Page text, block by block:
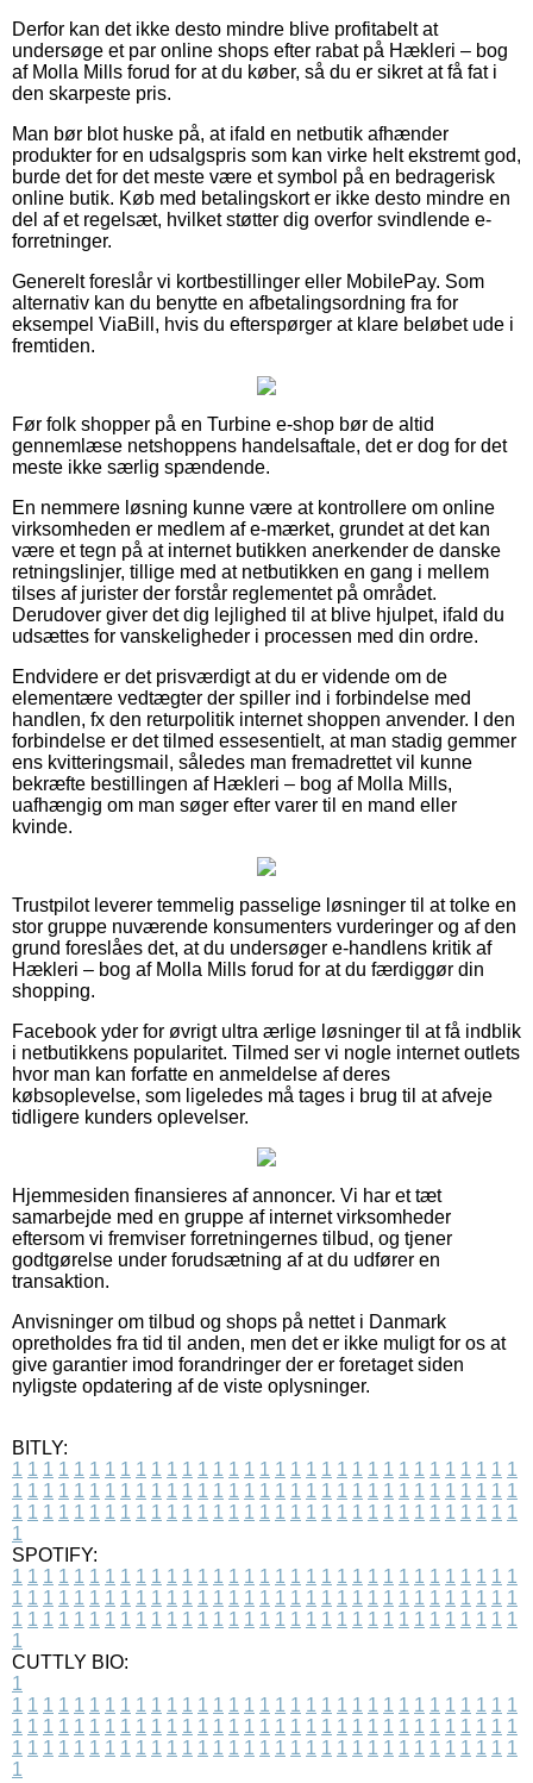
Derfor kan det ikke desto mindre blive profitabelt at
undersøge et par online shops efter rabat på Hækleri – bog
af Molla Mills forud for at du køber, så du er sikret at få fat i
den skarpeste pris.
Man bør blot huske på, at ifald en netbutik afhænder
produkter for en udsalgspris som kan virke helt ekstremt god,
burde det for det meste være et symbol på en bedragerisk
online butik. Køb med betalingskort er ikke desto mindre en
del af et regelsæt, hvilket støtter dig overfor svindlende e-
forretninger.
Generelt foreslår vi kortbestillinger eller MobilePay. Som
alternativ kan du benytte en afbetalingsordning fra for
eksempel ViaBill, hvis du efterspørger at klare beløbet ude i
fremtiden.
Før folk shopper på en Turbine e-shop bør de altid
gennemlæse netshoppens handelsaftale, det er dog for det
meste ikke særlig spændende.
En nemmere løsning kunne være at kontrollere om online
virksomheden er medlem af e-mærket, grundet at det kan
være et tegn på at internet butikken anerkender de danske
retningslinjer, tillige med at netbutikken en gang i mellem
tilses af jurister der forstår reglementet på området.
Derudover giver det dig lejlighed til at blive hjulpet, ifald du
udsættes for vanskeligheder i processen med din ordre.
Endvidere er det prisværdigt at du er vidende om de
elementære vedtægter der spiller ind i forbindelse med
handlen, fx den returpolitik internet shoppen anvender. I den
forbindelse er det tilmed essesentielt, at man stadig gemmer
ens kvitteringsmail, således man fremadrettet vil kunne
bekræfte bestillingen af Hækleri – bog af Molla Mills,
uafhængig om man søger efter varer til en mand eller
kvinde.
Trustpilot leverer temmelig passelige løsninger til at tolke en
stor gruppe nuværende konsumenters vurderinger og af den
grund foreslåes det, at du undersøger e-handlens kritik af
Hækleri – bog af Molla Mills forud for at du færdiggør din
shopping.
Facebook yder for øvrigt ultra ærlige løsninger til at få indblik
i netbutikkens popularitet. Tilmed ser vi nogle internet outlets
hvor man kan forfatte en anmeldelse af deres
købsoplevelse, som ligeledes må tages i brug til at afveje
tidligere kunders oplevelser.
Hjemmesiden finansieres af annoncer. Vi har et tæt
samarbejde med en gruppe af internet virksomheder
eftersom vi fremviser forretningernes tilbud, og tjener
godtgørelse under forudsætning af at du udfører en
transaktion.
Anvisninger om tilbud og shops på nettet i Danmark
opretholdes fra tid til anden, men det er ikke muligt for os at
give garantier imod forandringer der er foretaget siden
nyligste opdatering af de viste oplysninger.
BITLY:
1 1 1 1 1 1 1 1 1 1 1 1 1 1 1 1 1 1 1 1 1 1 1 1 1 1 1 1 1 1 1 1 1
1 1 1 1 1 1 1 1 1 1 1 1 1 1 1 1 1 1 1 1 1 1 1 1 1 1 1 1 1 1 1 1 1
1 1 1 1 1 1 1 1 1 1 1 1 1 1 1 1 1 1 1 1 1 1 1 1 1 1 1 1 1 1 1 1 1
1
SPOTIFY:
1 1 1 1 1 1 1 1 1 1 1 1 1 1 1 1 1 1 1 1 1 1 1 1 1 1 1 1 1 1 1 1 1
1 1 1 1 1 1 1 1 1 1 1 1 1 1 1 1 1 1 1 1 1 1 1 1 1 1 1 1 1 1 1 1 1
1 1 1 1 1 1 1 1 1 1 1 1 1 1 1 1 1 1 1 1 1 1 1 1 1 1 1 1 1 1 1 1 1
1
CUTTLY BIO:
1
1 1 1 1 1 1 1 1 1 1 1 1 1 1 1 1 1 1 1 1 1 1 1 1 1 1 1 1 1 1 1 1 1
1 1 1 1 1 1 1 1 1 1 1 1 1 1 1 1 1 1 1 1 1 1 1 1 1 1 1 1 1 1 1 1 1
1 1 1 1 1 1 1 1 1 1 1 1 1 1 1 1 1 1 1 1 1 1 1 1 1 1 1 1 1 1 1 1 1
1